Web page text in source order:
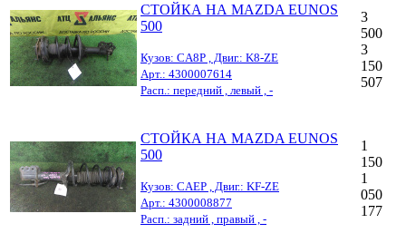
СТОЙКА НА MAZDA EUNOS
500
Кузов: CA8P , Двиг.: K8-ZE
Арт.: 4300007614
Расп.: передний , левый , -
3
500
3
150
507
СТОЙКА НА MAZDA EUNOS
500
Кузов: CAEP , Двиг.: KF-ZE
Арт.: 4300008877
Расп.: задний , правый , -
1
150
1
050
177